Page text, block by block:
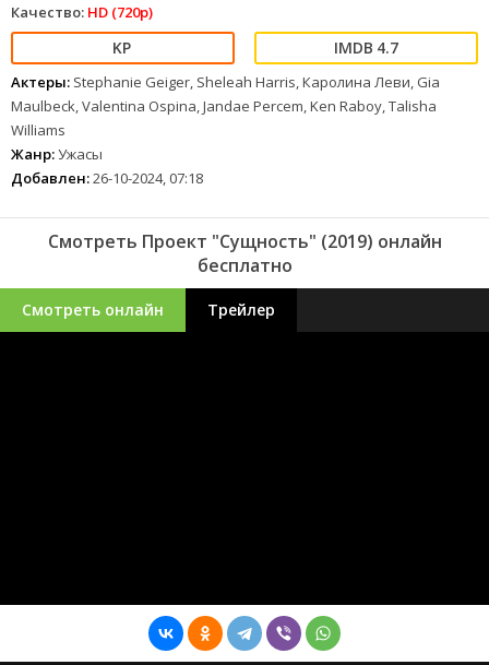
Качество: HD (720p)
4.7
Актеры: Stephanie Geiger, Sheleah Harris, Каролина Леви, Gia
Maulbeck, Valentina Ospina, Jandae Percem, Ken Raboy, Talisha
Williams
Жанр:Ужасы
Добавлен:26-10-2024, 07:18
Смотреть Проект "Сущность" (2019) онлайн
бесплатно
Смотреть онлайн Трейлер